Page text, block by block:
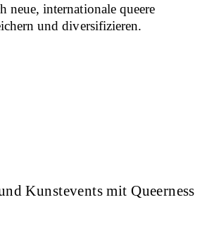
neue, internationale queere
und diversifizieren.
Kunstevents mit Queerness